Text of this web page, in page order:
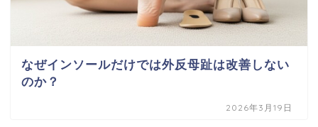
なぜインソールだけでは外反母趾は改善しない
のか？
2026年3月19日